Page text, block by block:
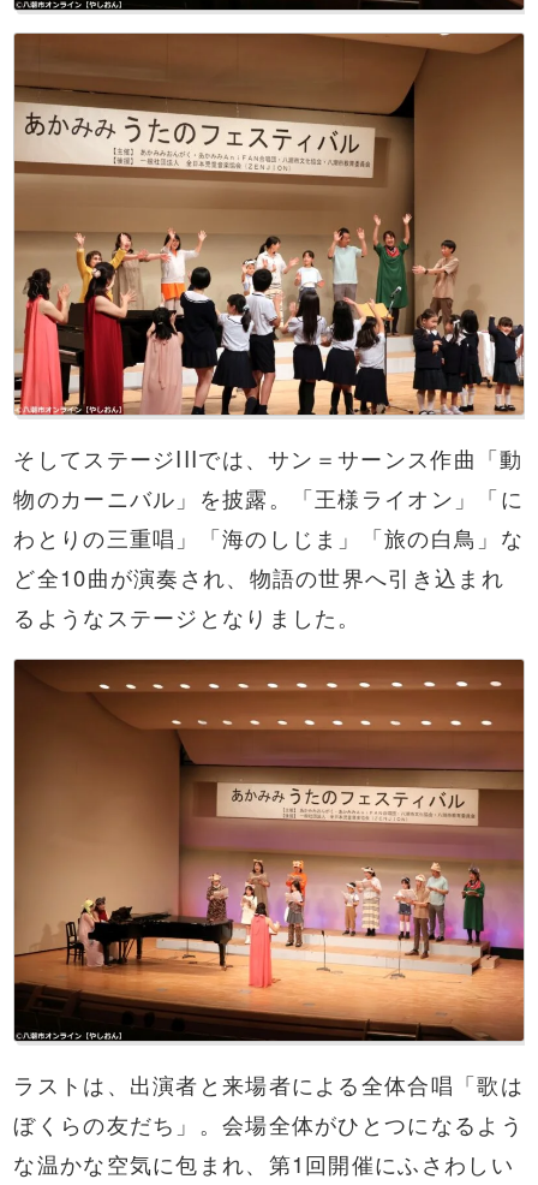
そしてステージIIIでは、サン＝サーンス作曲「動
物のカーニバル」を披露。「王様ライオン」「に
わとりの三重唱」「海のしじま」「旅の白鳥」な
ど全10曲が演奏され、物語の世界へ引き込まれ
るようなステージとなりました。
ラストは、出演者と来場者による全体合唱「歌は
ぼくらの友だち」。会場全体がひとつになるよう
な温かな空気に包まれ、第1回開催にふさわしい